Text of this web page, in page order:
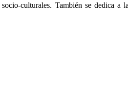
culturales. También se dedica